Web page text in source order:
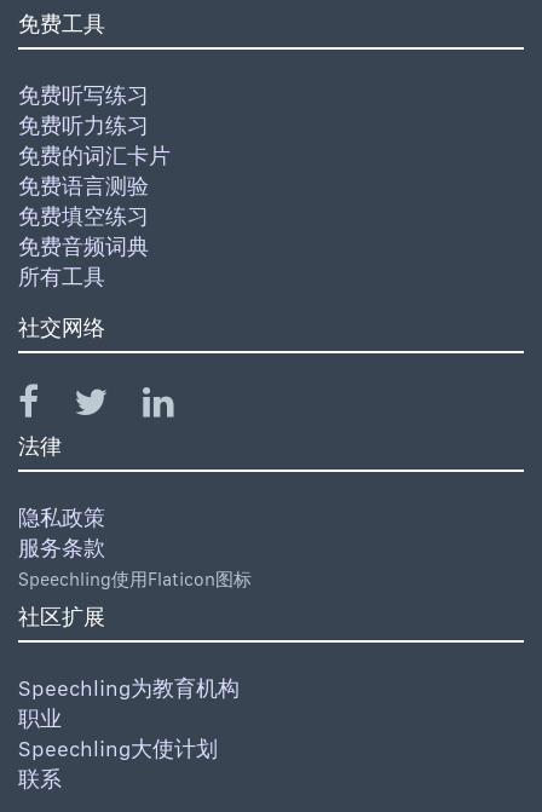
免费工具
免费听写练习
免费听力练习
免费的词汇卡片
免费语言测验
免费填空练习
免费音频词典
所有工具
社交网络
法律
隐私政策
服务条款
Speechling使用Flaticon图标
社区扩展
Speechling为教育机构
职业
Speechling大使计划
联系